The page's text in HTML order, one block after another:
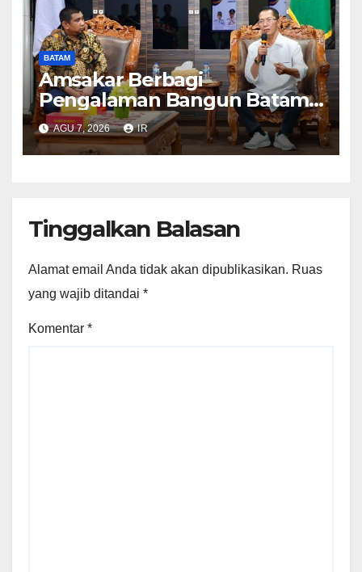
BATAM
Amsakar Berbagi
Pengalaman Bangun Batam,
DPRD Dumai Dalami
Pendidikan hingga Investasi
AGU 7, 2026 IR
Tinggalkan Balasan
Alamat email Anda tidak akan dipublikasikan. Ruas
yang wajib ditandai *
Komentar *